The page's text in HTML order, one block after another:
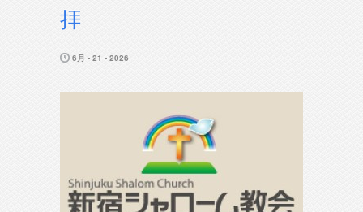
拝
6月 - 21 - 2026